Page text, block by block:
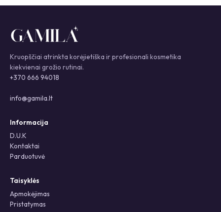
Kruopščiai atrinkta korėjietiška ir profesionali kosmetika
kiekvienai grožio rutinai.
+370 666 94018
info@gamila.lt
Informacija
D.U.K
Kontaktai
Parduotuvė
Taisyklės
Apmokėjimas
Pristatymas